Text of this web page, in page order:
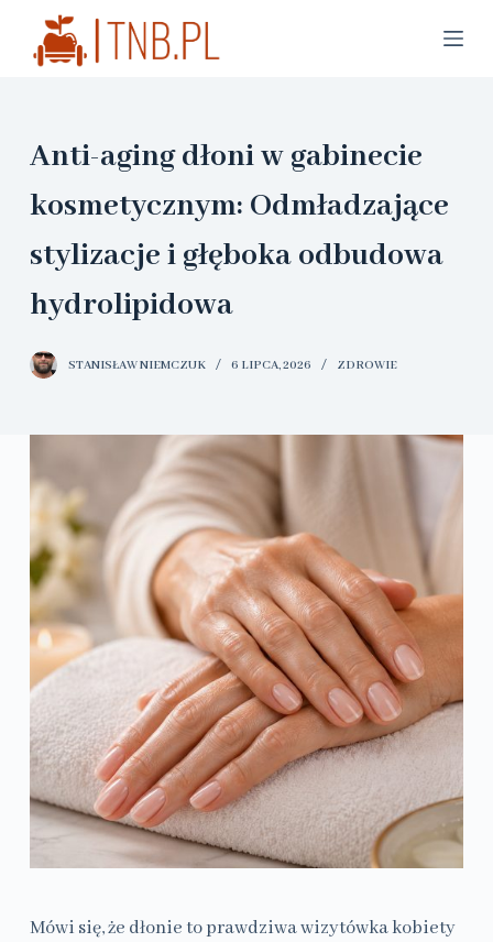
d
e
c
Anti-aging dłoni w gabinecie
kosmetycznym: Odmładzające
stylizacje i głęboka odbudowa
hydrolipidowa
STANISŁAW NIEMCZUK 6 LIPCA, 2026 ZDROWIE
Mówi się, że dłonie to prawdziwa wizytówka kobiety